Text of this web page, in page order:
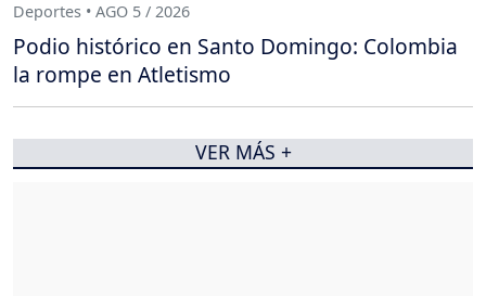
Deportes • AGO 5 / 2026
Podio histórico en Santo Domingo: Colombia
la rompe en Atletismo
VER MÁS +